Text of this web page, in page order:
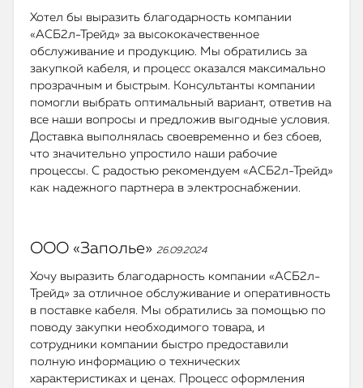
Хотел бы выразить благодарность компании
«АСБ2л-Трейд» за высококачественное
обслуживание и продукцию. Мы обратились за
закупкой кабеля, и процесс оказался максимально
прозрачным и быстрым. Консультанты компании
помогли выбрать оптимальный вариант, ответив на
все наши вопросы и предложив выгодные условия.
Доставка выполнялась своевременно и без сбоев,
что значительно упростило наши рабочие
процессы. С радостью рекомендуем «АСБ2л-Трейд»
как надежного партнера в электроснабжении.
ООО «Заполье» 26.09.2024
Хочу выразить благодарность компании «АСБ2л-
Трейд» за отличное обслуживание и оперативность
в поставке кабеля. Мы обратились за помощью по
поводу закупки необходимого товара, и
сотрудники компании быстро предоставили
полную информацию о технических
характеристиках и ценах. Процесс оформления